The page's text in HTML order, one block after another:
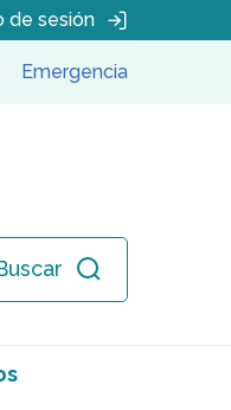
de sesión
Emergencia